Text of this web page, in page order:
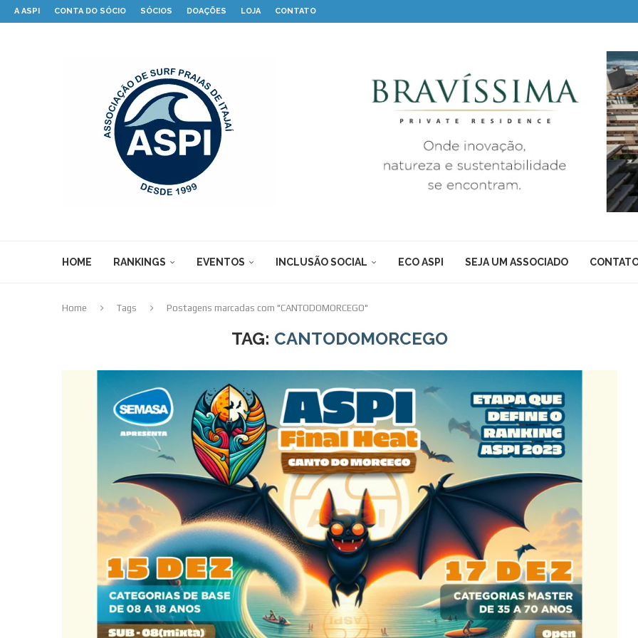
A ASPI CONTA DO SÓCIO SÓCIOS DOAÇÕES LOJA CONTATO
HOME RANKINGS EVENTOS INCLUSÃO SOCIAL ECO ASPI SEJA UM ASSOCIADO
Home Tags Postagens marcadas com "CANTODOMORCEGO"
TAG: CANTODOMORCEGO